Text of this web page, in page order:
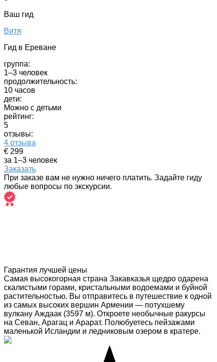
Ваш гид
Витя
Гид в Ереване
группа:
1–3 человек
продолжительность:
10 часов
дети:
Можно с детьми
рейтинг:
5
отзывы:
4 отзыва
€ 299
за 1–3 человек
Заказать
При заказе вам не нужно ничего платить. Задайте гиду
любые вопросы по экскурсии.
Гарантия лучшей цены
Самая высокогорная страна Закавказья щедро одарена
скалистыми горами, кристальными водоемами и буйной
растительностью. Вы отправитесь в путешествие к одной
из самых высоких вершин Армении — потухшему
вулкану Аждаак (3597 м). Откроете необычные ракурсы
на Севан, Арагац и Арарат. Полюбуетесь пейзажами
маленькой Исландии и ледниковым озером в кратере.